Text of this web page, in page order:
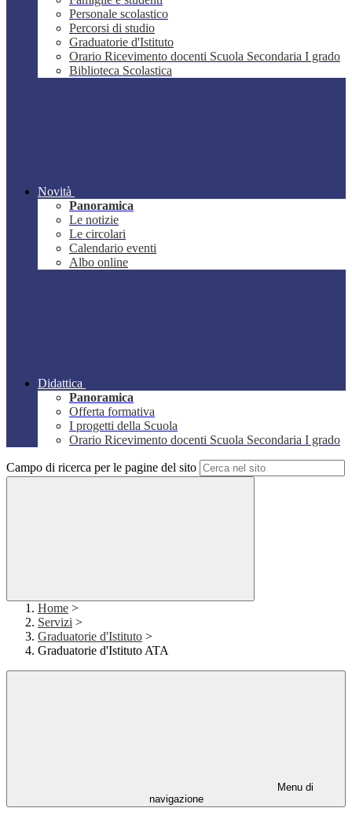
Personale scolastico
Percorsi di studio
Graduatorie d'Istituto
Orario Ricevimento docenti Scuola Secondaria I grado
Biblioteca Scolastica
Novità
Panoramica
Le notizie
Le circolari
Calendario eventi
Albo online
Didattica
Panoramica
Offerta formativa
I progetti della Scuola
Orario Ricevimento docenti Scuola Secondaria I grado
Campo di ricerca per le pagine del sito
Home >
Servizi >
Graduatorie d'Istituto >
Graduatorie d'Istituto ATA
Menu di
navigazione